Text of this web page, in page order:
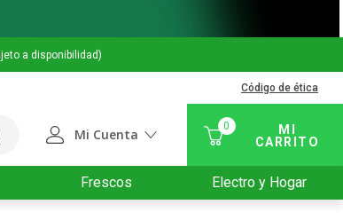
a disponibilidad)
Código de ética
Mi Cuenta
0
Frescos Electro y Hogar